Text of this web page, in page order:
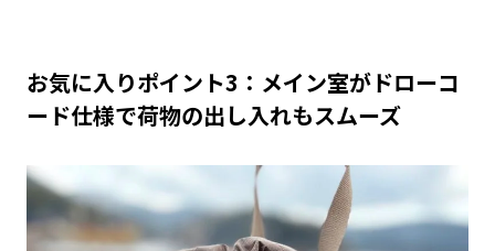
お気に入りポイント3：メイン室がドローコ
ード仕様で荷物の出し入れもスムーズ